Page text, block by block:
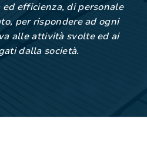
efficienza, di personale
per rispondere ad ogni
alle attività svolte ed ai
dalla società.